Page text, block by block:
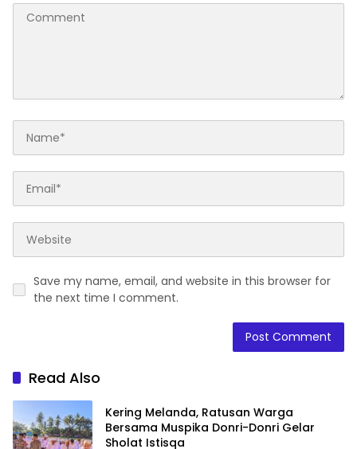
Save my name, email, and website in this browser for
the next time I comment.
Read Also
Kering Melanda, Ratusan Warga
Bersama Muspika Donri-Donri Gelar
Sholat Istisqa